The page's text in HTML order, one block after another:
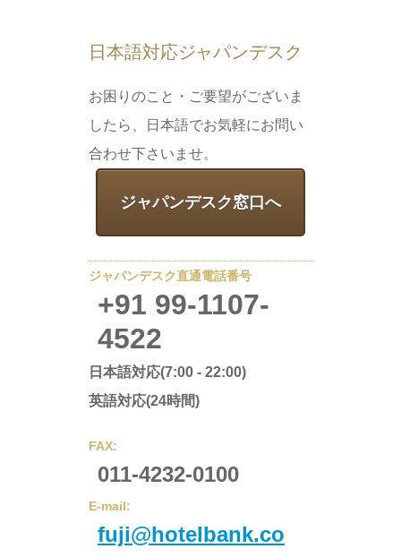
日本語対応ジャパンデスク
お困りのこと・ご要望がございま
したら、日本語でお気軽にお問い
合わせ下さいませ。
ジャパンデスク窓口へ
ジャパンデスク直通電話番号
+91 99-1107-
4522
日本語対応(7:00 - 22:00)
英語対応(24時間)
FAX:
011-4232-0100
E-mail:
fuji@hotelbank.co